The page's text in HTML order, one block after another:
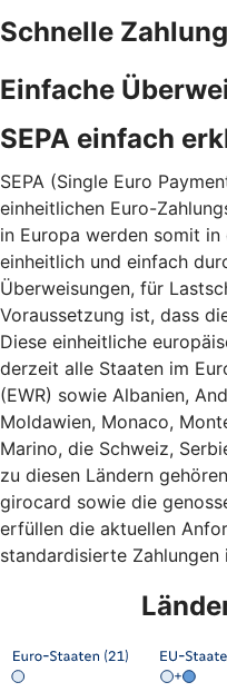
Schnelle
Einfache
SEPA einfach
SEPA (Single Euro
einheitlichen Euro-
in Europa werden somit
einheitlich und einfach
Überweisungen, für
Voraussetzung ist, dass
Diese einheitliche
derzeit alle Staaten im
(EWR) sowie Albanien,
Moldawien, Monaco,
Marino, die Schweiz,
zu diesen Ländern
girocard sowie die
erfüllen die aktuellen
standardisierte Zahlungen